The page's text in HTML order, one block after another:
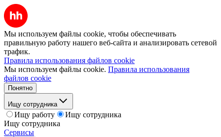
Мы используем файлы cookie, чтобы обеспечивать
правильную работу нашего веб-сайта и анализировать сетевой
трафик.
Правила использования файлов cookie
Мы используем файлы cookie. Правила использования
файлов cookie
Понятно
Ищу сотрудника
Ищу работу
Ищу сотрудника
Ищу сотрудника
Сервисы